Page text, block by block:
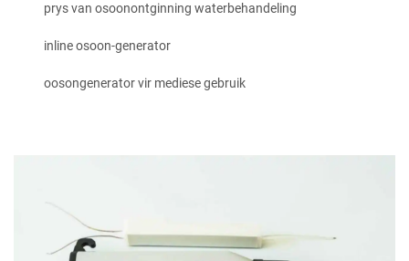
prys van osoonontginning waterbehandeling
inline osoon-generator
oosongenerator vir mediese gebruik